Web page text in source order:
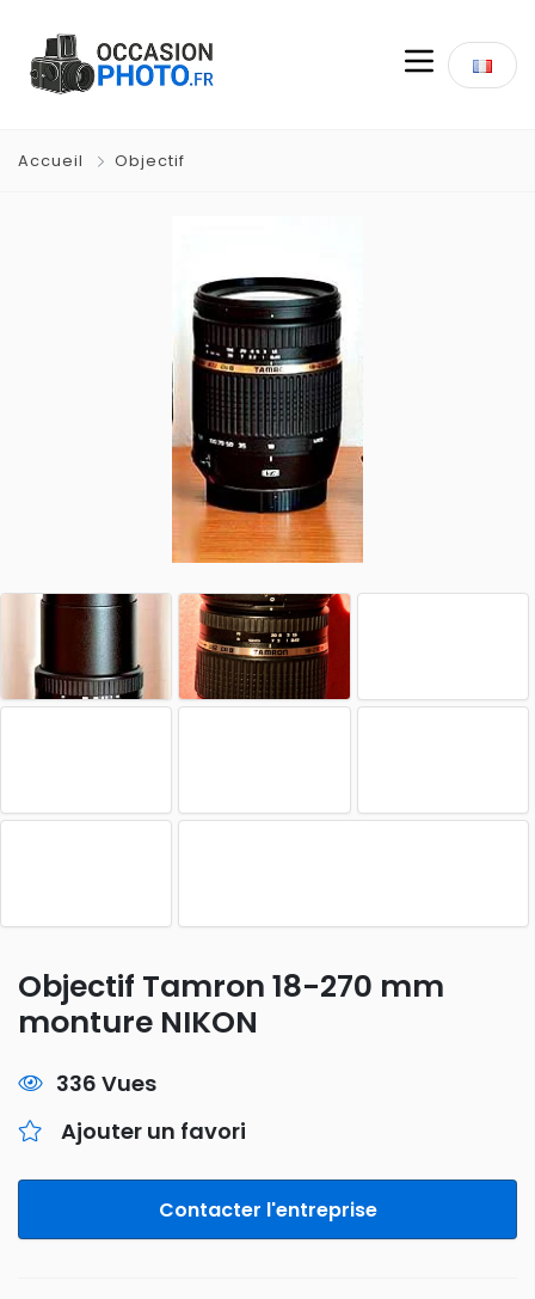
Accueil Objectif
Objectif Tamron 18-270 mm
monture NIKON
336 Vues
Ajouter un favori
Contacter l'entreprise